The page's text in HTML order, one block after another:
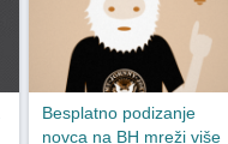
Besplatno podizanje
novca na BH mreži više